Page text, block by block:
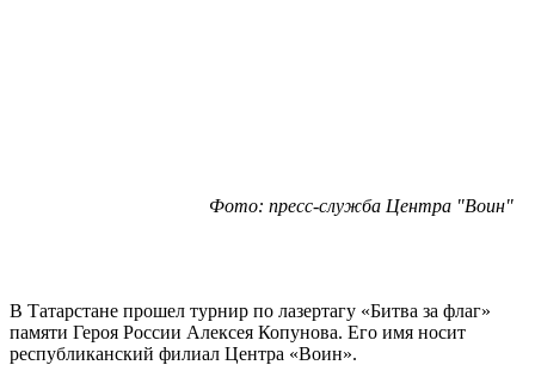
Фото: пресс-служба Центра "Воин"
В Татарстане прошел турнир по лазертагу «Битва за флаг»
памяти Героя России Алексея Копунова. Его имя носит
республиканский филиал Центра «Воин».